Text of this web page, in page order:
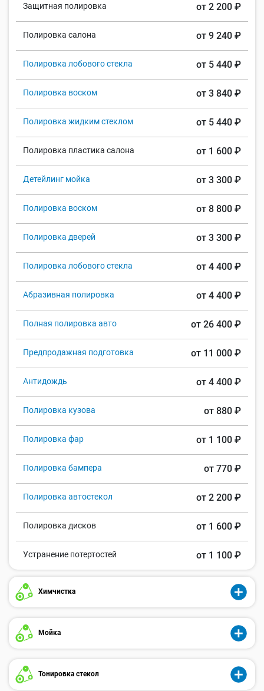
Защитная полировка от 2 200 ₽
Полировка салона от 9 240 ₽
Полировка лобового стекла от 5 440 ₽
Полировка воском от 3 840 ₽
Полировка жидким стеклом от 5 440 ₽
Полировка пластика салона от 1 600 ₽
Детейлинг мойка от 3 300 ₽
Полировка воском от 8 800 ₽
Полировка дверей от 3 300 ₽
Полировка лобового стекла от 4 400 ₽
Абразивная полировка от 4 400 ₽
Полная полировка авто от 26 400 ₽
Предпродажная подготовка от 11 000 ₽
Антидождь от 4 400 ₽
Полировка кузова от 880 ₽
Полировка фар от 1 100 ₽
Полировка бампера от 770 ₽
Полировка автостекол от 2 200 ₽
Полировка дисков от 1 600 ₽
Устранение потертостей от 1 100 ₽
Химчистка
Мойка
Тонировка стекол